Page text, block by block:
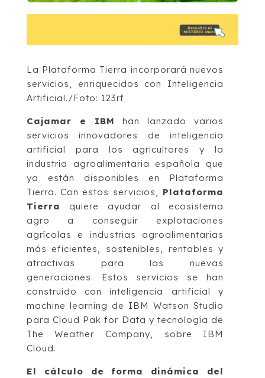
La Plataforma Tierra incorporará nuevos
servicios, enriquecidos con Inteligencia
Artificial./Foto: 123rf
Cajamar e IBM
han lanzado varios
servicios innovadores de inteligencia
artificial para los agricultores y la
industria agroalimentaria española que
ya están disponibles en Plataforma
Tierra. Con estos servicios, Plataforma
Tierra quiere ayudar al ecosistema
agro a conseguir explotaciones
agrícolas e industrias agroalimentarias
más eficientes, sostenibles, rentables y
atractivas para las nuevas
generaciones. Estos servicios se han
construido con inteligencia artificial y
machine learning de IBM Watson Studio
para Cloud Pak for Data y tecnología de
The Weather Company, sobre IBM
Cloud.
El cálculo de forma dinámica del